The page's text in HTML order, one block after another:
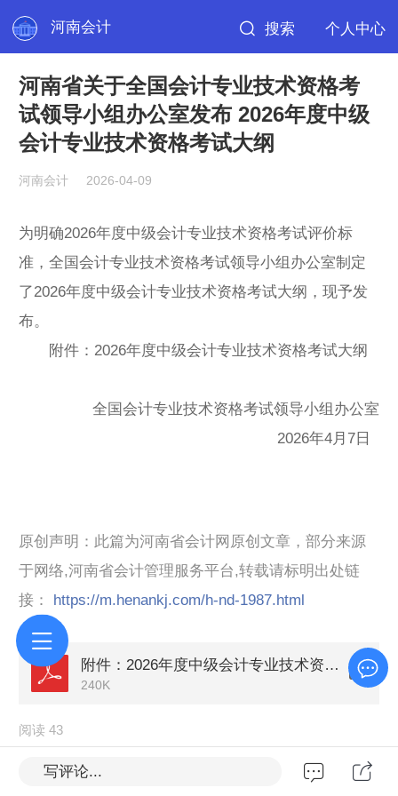
河南会计 搜索 个人中心
河南省关于全国会计专业技术资格考
试领导小组办公室发布 2026年度中级
会计专业技术资格考试大纲
河南会计 2026-04-09
为明确2026年度中级会计专业技术资格考试评价标
准，全国会计专业技术资格考试领导小组办公室制定
了2026年度中级会计专业技术资格考试大纲，现予发
布。
附件：2026年度中级会计专业技术资格考试大纲
全国会计专业技术资格考试领导小组办公室
2026年4月7日
原创声明：此篇为河南省会计网原创文章，部分来源
于网络,河南省会计管理服务平台,转载请标明出处链
接：
https://m.henankj.com/h-nd-1987.html
附件：2026年度中级会计专业技术资格考试大纲.pdf
240K
阅读 43
写评论...